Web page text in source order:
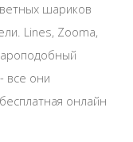
шариков
Lines, Zooma,
все они
онлайн